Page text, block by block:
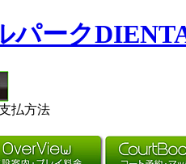
パーク
支払方法